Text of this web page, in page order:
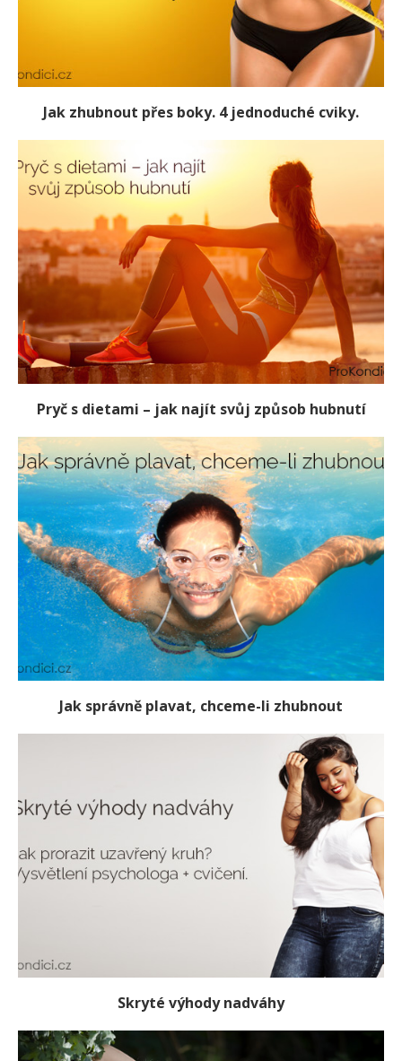
Jak zhubnout přes boky. 4 jednoduché cviky.
Pryč s dietami – jak najít svůj způsob hubnutí
Jak správně plavat, chceme-li zhubnout
Skryté výhody nadváhy